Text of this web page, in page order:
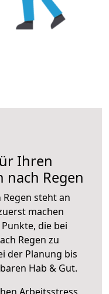
Ihren
nach Regen
steht an
machen
die bei
Regen zu
der Planung bis
Hab & Gut.